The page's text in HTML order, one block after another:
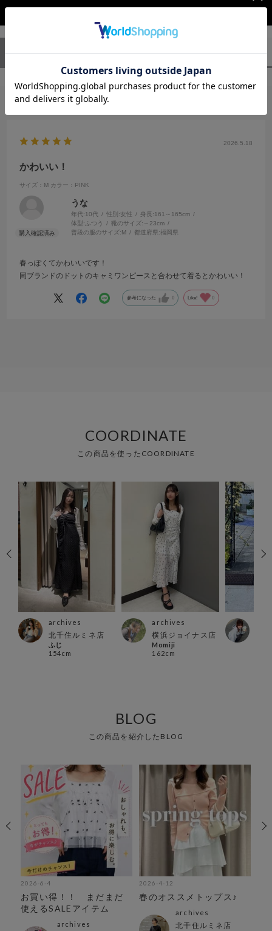
ユーザーレビュー（1） スタッフレビュー（0）
絞り込み
2026.5.18
かわいい！
サイズ：M カラー：PINK
うな
年代:10代 性別:女性 身長:161～165cm
体型: ふつう 靴のサイズ: ～23cm
普段の服のサイズ:M 都道府県:福岡県
春っぽくてかわいいです！
同ブランドのドットのキャミワンピースと合わせて着るとかわいい！
参考になった 0 Like! 0
COORDINATE
この商品を使ったCOORDINATE
archives
北千住ルミネ店
ふじ
154cm
archives
横浜ジョイナス店
Momiji
162cm
BLOG
この商品を紹介したBLOG
2026-6-4
お買い得！！ まだまだ
使えるSALEアイテム
archives
2026-4-12
春のオススメトップス♪
archives
北千住ルミネ店